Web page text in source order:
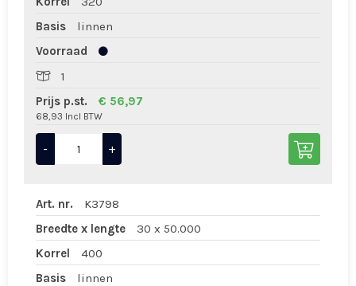
Basis
linnen
Voorraad
1
Prijs p.st.
€ 56,97
68,93 Incl BTW
- +
Art. nr.
K3798
Breedte x lengte
30 x 50.000
Korrel
400
Basis
linnen